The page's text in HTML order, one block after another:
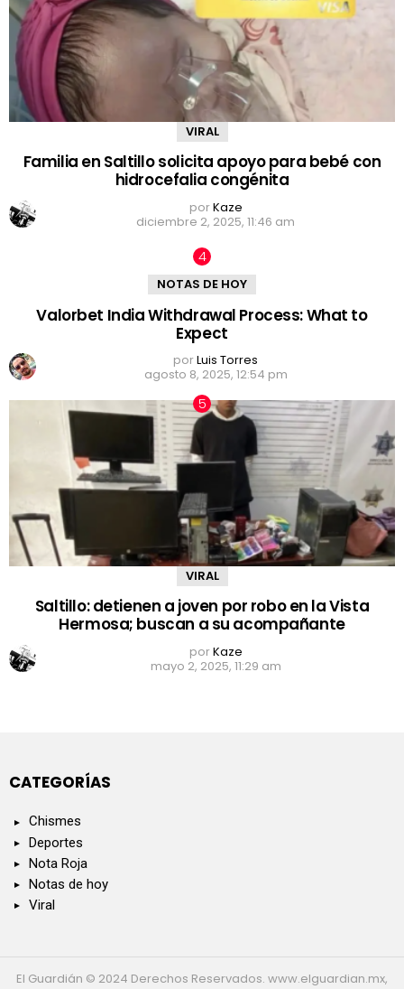
VIRAL
Familia en Saltillo solicita apoyo para bebé con
hidrocefalia congénita
porKaze
diciembre 2, 2025, 11:46 am
NOTAS DE HOY
Valorbet India Withdrawal Process: What to
Expect
porLuis Torres
agosto 8, 2025, 12:54 pm
VIRAL
Saltillo: detienen a joven por robo en la Vista
Hermosa; buscan a su acompañante
porKaze
mayo 2, 2025, 11:29 am
CATEGORÍAS
Chismes
Deportes
Nota Roja
Notas de hoy
Viral
El Guardián © 2024 Derechos Reservados. www.elguardian.mx,